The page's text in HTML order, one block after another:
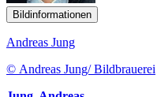
Bildinformationen
Andreas Jung
© Andreas Jung/ Bildbrauerei